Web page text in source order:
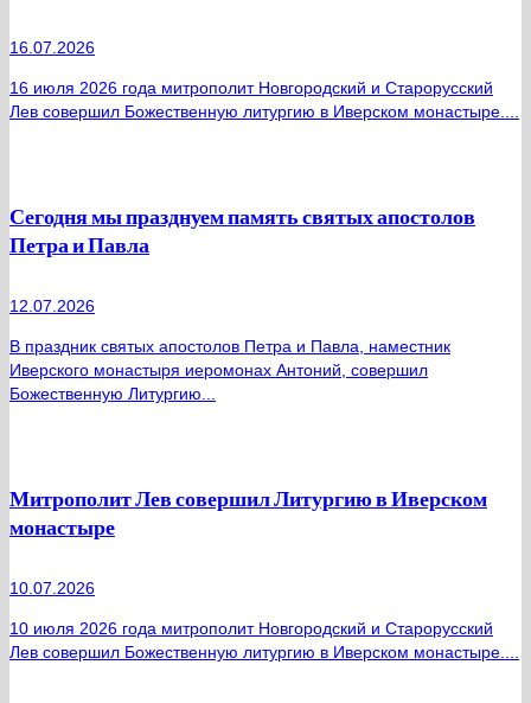
16.07.2026
16 июля 2026 года митрополит Новгородский и Старорусский
Лев совершил Божественную литургию в Иверском монастыре....
Сегодня мы празднуем память святых апостолов
Петра и Павла
12.07.2026
В праздник святых апостолов Петра и Павла, наместник
Иверского монастыря иеромонах Антоний, совершил
Божественную Литургию...
Митрополит Лев совершил Литургию в Иверском
монастыре
10.07.2026
10 июля 2026 года митрополит Новгородский и Старорусский
Лев совершил Божественную литургию в Иверском монастыре....